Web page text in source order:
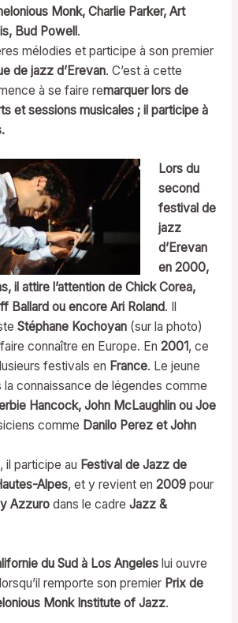
Monk, Charlie Parker, Art
Bud Powell.
mélodies et participe à son premier
de jazz d’Erevan. C’est à cette
à se faire remarquer lors de
et sessions musicales ; il participe à
Lors du
second
festival de
jazz
d’Erevan
en 2000,
il attire l’attention de Chick Corea,
Ballard ou encore Ari Roland. Il
Stéphane Kochoyan(sur la photo)
connaître en Europe. En 2001, ce
festivals en France. Le jeune
la connaissance de légendes comme
Hancock, John McLaughlin ou Joe
comme Danilo Perez et John
, il participe au Festival de Jazz de
Alpes, et y revient en 2009pour
Azzurodans le cadre Jazz &
du Sud à Los Angeleslui ouvre
remporte son premier Prix de
Monk Institute of Jazz.